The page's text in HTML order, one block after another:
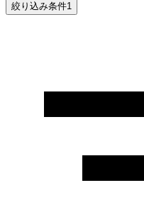
絞り込み条件1